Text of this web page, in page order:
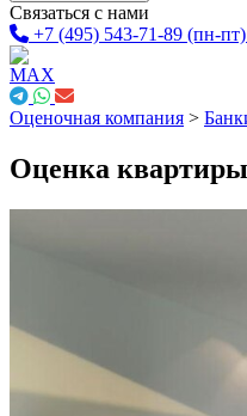
Связаться с нами
+7 (495) 543-71-89 (пн-пт)
Оценочная компания >
Оценка